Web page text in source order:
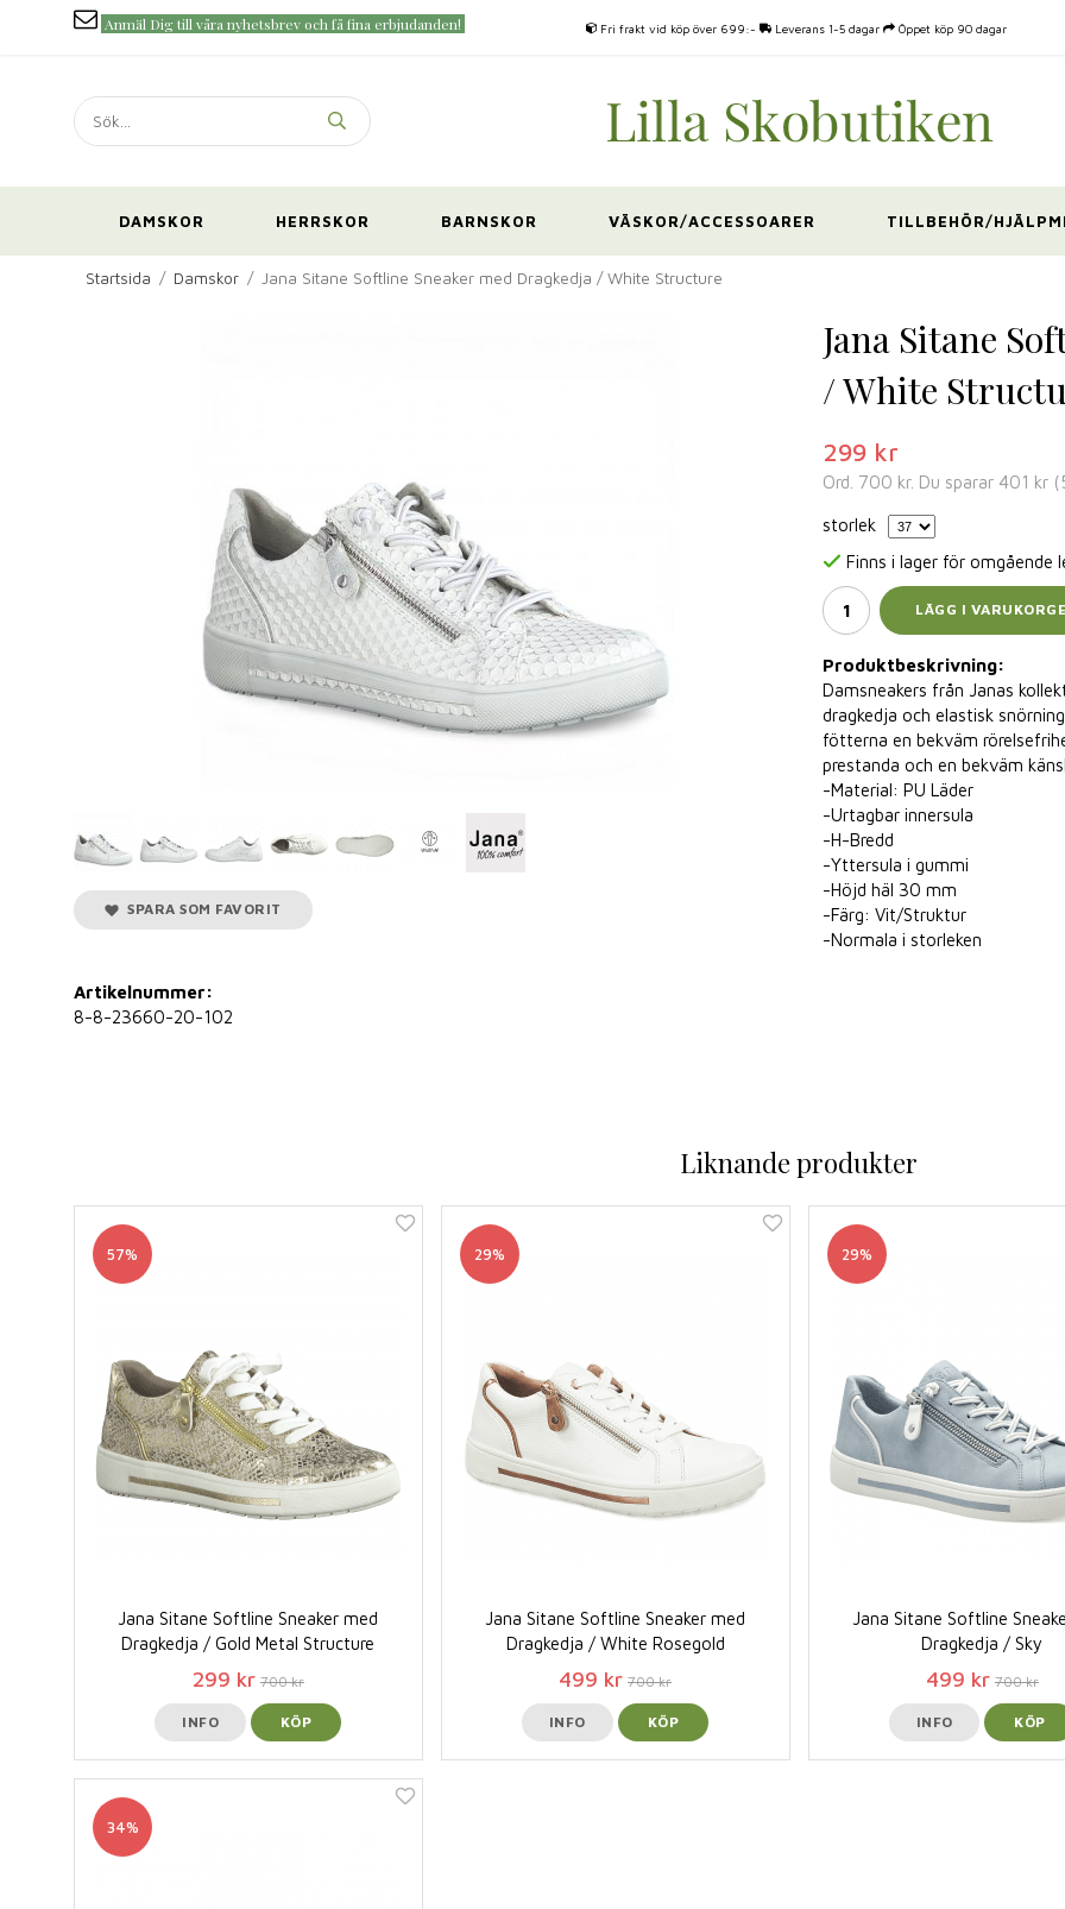
Anmäl Dig till våra nyhetsbrev och få fina erbjudanden! Fri frakt vid köp över 699:- Leverans 1-5 dagar Öppet köp 90 dagar
DAMSKOR HERRSKOR BARNSKOR VÄSKOR/ACCESSOARER TILLBEHÖR/
Startsida / Damskor / Jana Sitane Softline Sneaker med Dragkedja / White Structure
Jana Sitane
/ White
299 kr
Ord. 700 kr. Du sparar 401 kr (
storlek
Finns i lager för omgående
LÄGG I
Produktbeskrivning:
Damsneakers från Janas
dragkedja och elastisk
fötterna en bekväm
prestanda och en bekväm
-Material: PU Läder
-Urtagbar innersula
-H-Bredd
-Yttersula i gummi
-Höjd häl 30 mm
-Färg: Vit/Struktur
-Normala i storleken
SPARA SOM FAVORIT
Artikelnummer:
8-8-23660-20-102
Liknande produkter
57%
Jana Sitane Softline Sneaker med
Dragkedja / Gold Metal Structure
299 kr 700 kr
INFO KÖP
29%
Jana Sitane Softline Sneaker med
Dragkedja / White Rosegold
499 kr 700 kr
INFO KÖP
29%
Jana Sitane Softline
Dragkedja / Sky
499 kr 700 kr
INFO KÖP
34%